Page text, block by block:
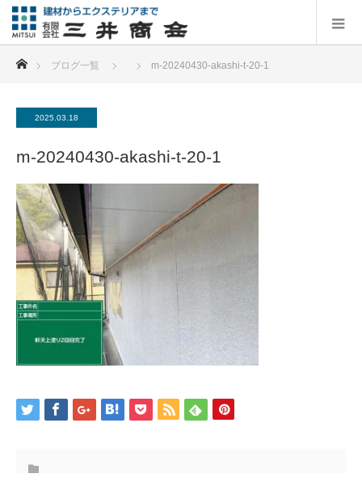
ブログ一覧 m-20240430-akashi-t-20-1
2025.03.18
m-20240430-akashi-t-20-1